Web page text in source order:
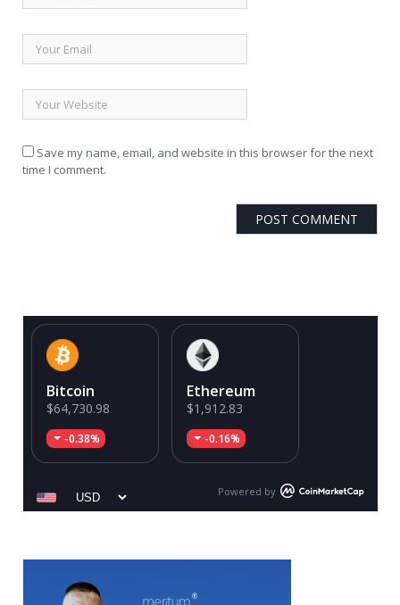
Save my name, email, and website in this browser for the next
time I comment.
Bitcoin
$64,730.98
-0.38%
Ethereum
$1,912.83
-0.16%
Powered by